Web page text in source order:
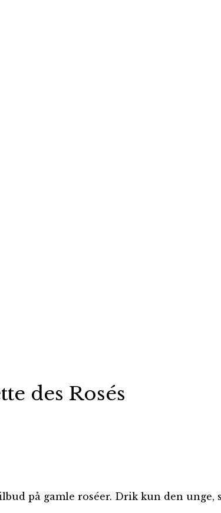
des Rosés
på gamle roséer. Drik kun den unge,